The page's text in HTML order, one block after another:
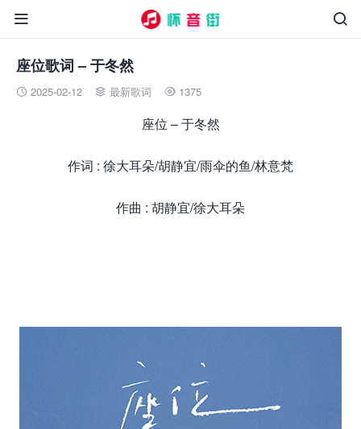


座位歌词 – 于冬然
 2025-02-12  最新歌词  1375
座位 – 于冬然
作词 : 徐大耳朵/胡静宜/雨伞的鱼/林意梵
作曲 : 胡静宜/徐大耳朵